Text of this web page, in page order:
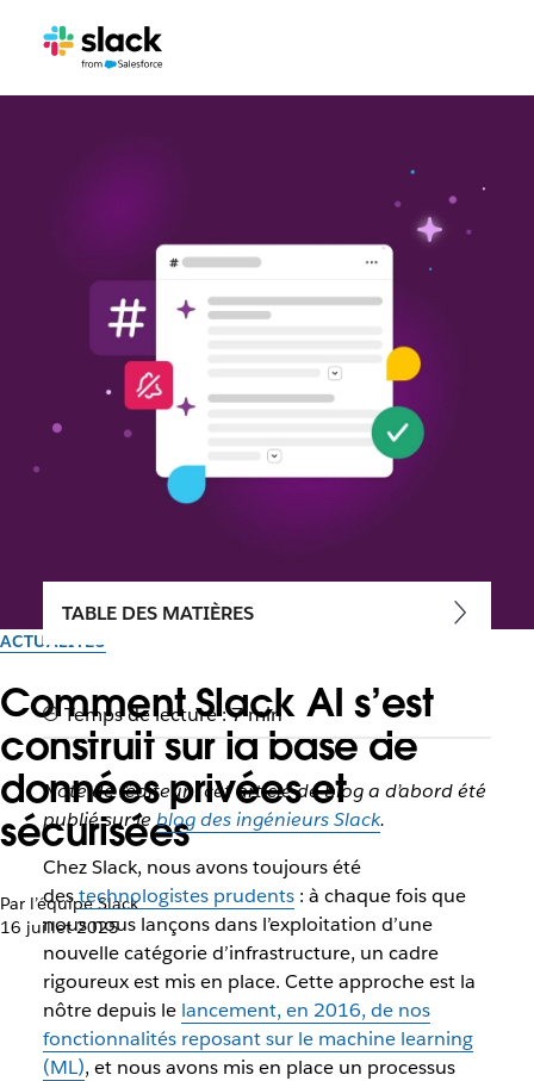
ACTUALITÉS
Comment Slack AI s’est
construit sur la base de
données privées et
sécurisées
Par l’équipe Slack
16 juillet 2025
TABLE DES MATIÈRES
Temps de lecture : 7 min
Note de l’éditeur : cet article de blog a d’abord été
publié sur leblog des ingénieurs Slack.
Chez Slack, nous avons toujours été
destechnologistes prudents: à chaque fois que
nous nous lançons dans l’exploitation d’une
nouvelle catégorie d’infrastructure, un cadre
rigoureux est mis en place. Cette approche est la
nôtre depuis le lancement, en 2016, de nos
fonctionnalités reposant sur le machine learning
(ML), et nous avons mis en place un processus